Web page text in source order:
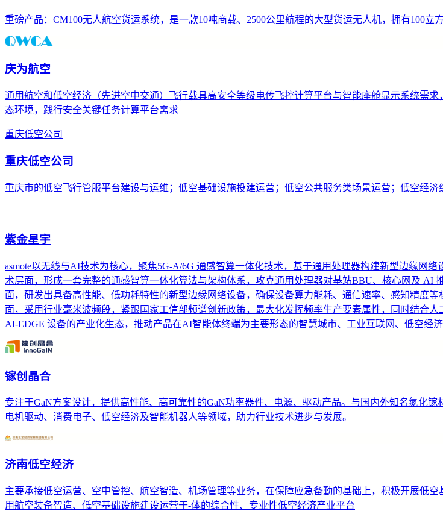
重磅产品：CM100无人航空货运系统，是一款10吨商载、2500公里航程的大型货运无人机，拥有100
庆为航空
通用航空和低空经济（先进空中交通）飞行载具高安全等级电传飞控计算平台与智能座舱显示系统需
态环境，践行安全关键任务计算平台需求
重庆低空公司
重庆低空公司
重庆市的低空飞行管服平台建设与运维；低空基础设施投建运营；低空公共服务类场景运营；低空经
紫金星宇
asmote以无线与AI技术为核心，聚焦5G-A/6G 通感智算一体化技术，基于通用处理器构建新型边缘网
术层面，形成一套完整的通感智算一体化算法与架构体系，攻克通用处理器对基站BBU、核心网及 AI
面，研发出具备高性能、低功耗特性的新型边缘网络设备，确保设备算力能耗、通信速率、感知精度
面，采用行业毫米波频段，紧跟国家工信部频谱创新政策，最大化发挥频率生产要素属性，同时结合
AI-EDGE 设备的产业化生态，推动产品在AI智能体终端为主要形态的智慧城市、工业互联网、低空经
镓创晶合
专注于GaN方案设计，提供高性能、高可靠性的GaN功率器件、电源、驱动产品。与国内外知名氮化
电机驱动、消费电子、低空经济及智能机器人等领域，助力行业技术进步与发展。
济南低空经济
主要承接低空运营、空中管控、航空智造、机场管理等业务，在保障应急备勤的基础上，积极开展低
用航空装备智造、低空基础设施建设运营于-体的综合性、专业性低空经济产业平台